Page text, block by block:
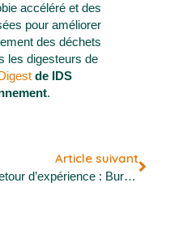
accéléré et des
pour améliorer
des déchets
les digesteurs de
de IDS
.
Article suivant
Retour d’expérience : Burger King Sisteron